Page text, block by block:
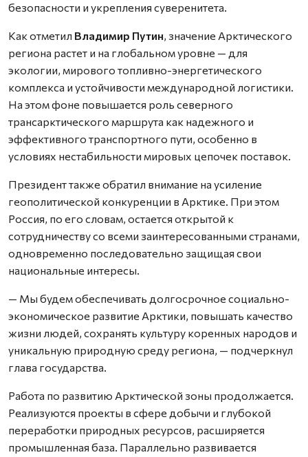
безопасности и укрепления суверенитета.
Как отметил Владимир Путин, значение Арктического
региона растет и на глобальном уровне — для
экологии, мирового топливно-энергетического
комплекса и устойчивости международной логистики.
На этом фоне повышается роль северного
трансарктического маршрута как надежного и
эффективного транспортного пути, особенно в
условиях нестабильности мировых цепочек поставок.
Президент также обратил внимание на усиление
геополитической конкуренции в Арктике. При этом
Россия, по его словам, остается открытой к
сотрудничеству со всеми заинтересованными странами,
одновременно последовательно защищая свои
национальные интересы.
— Мы будем обеспечивать долгосрочное социально-
экономическое развитие Арктики, повышать качество
жизни людей, сохранять культуру коренных народов и
уникальную природную среду региона, — подчеркнул
глава государства.
Работа по развитию Арктической зоны продолжается.
Реализуются проекты в сфере добычи и глубокой
переработки природных ресурсов, расширяется
промышленная база. Параллельно развивается